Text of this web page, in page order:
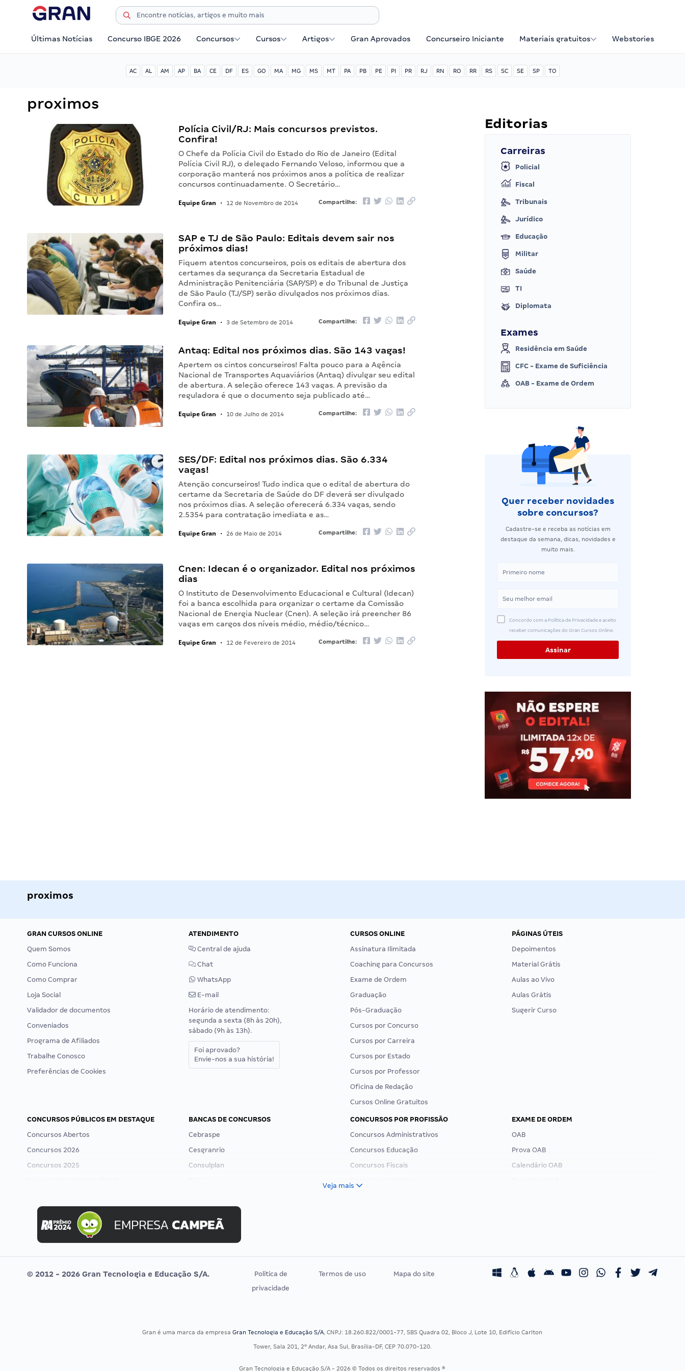
Últimas Notícias Concurso IBGE 2026 Concursos Cursos Artigos Gran Aprovados Concurseiro Iniciante Materiais gratuitos Webstories
AC AL AM AP BA CE DF ES GO MA MG MS MT PA PB PE PI PR RJ RN RO RR RS SC SE SP TO
proximos
Polícia Civil/RJ: Mais concursos previstos.
Confira!
O Chefe da Polícia Civil do Estado do Rio de Janeiro (Edital
Polícia Civil RJ), o delegado Fernando Veloso, informou que a
corporação manterá nos próximos anos a política de realizar
concursos continuadamente. O Secretário…
Equipe Gran • 12 de Novembro de 2014 Compartilhe:
SAP e TJ de São Paulo: Editais devem sair nos
próximos dias!
Fiquem atentos concurseiros, pois os editais de abertura dos
certames da segurança da Secretaria Estadual de
Administração Penitenciária (SAP/SP) e do Tribunal de Justiça
de São Paulo (TJ/SP) serão divulgados nos próximos dias.
Confira os…
Equipe Gran • 3 de Setembro de 2014 Compartilhe:
Antaq: Edital nos próximos dias. São 143 vagas!
Apertem os cintos concurseiros! Falta pouco para a Agência
Nacional de Transportes Aquaviários (Antaq) divulgar seu edital
de abertura. A seleção oferece 143 vagas. A previsão da
reguladora é que o documento seja publicado até…
Equipe Gran • 10 de Julho de 2014 Compartilhe:
SES/DF: Edital nos próximos dias. São 6.334
vagas!
Atenção concurseiros! Tudo indica que o edital de abertura do
certame da Secretaria de Saúde do DF deverá ser divulgado
nos próximos dias. A seleção oferecerá 6.334 vagas, sendo
2.5354 para contratação imediata e as…
Equipe Gran • 26 de Maio de 2014 Compartilhe:
Cnen: Idecan é o organizador. Edital nos próximos
dias
O Instituto de Desenvolvimento Educacional e Cultural (Idecan)
foi a banca escolhida para organizar o certame da Comissão
Nacional de Energia Nuclear (Cnen). A seleção irá preencher 86
vagas em cargos dos níveis médio, médio/técnico…
Equipe Gran • 12 de Fevereiro de 2014 Compartilhe:
Editorias
Carreiras
Policial
Fiscal
Tribunais
Jurídico
Educação
Militar
Saúde
TI
Diplomata
Exames
Residência em Saúde
CFC - Exame de Suficiência
OAB - Exame de Ordem
Quer receber novidades
sobre concursos?
Cadastre-se e receba as notícias em
destaque da semana, dicas, novidades e
muito mais.
Concordo com a Política de Privacidade e aceito
receber comunicações do Gran Cursos Online.
proximos
GRAN CURSOS ONLINE
Quem Somos
Como Funciona
Como Comprar
Loja Social
Validador de documentos
Conveniados
Programa de Afiliados
Trabalhe Conosco
Preferências de Cookies
ATENDIMENTO
Central de ajuda
Chat
WhatsApp
E-mail
Horário de atendimento:
segunda a sexta (8h às 20h),
sábado (9h às 13h).
Foi aprovado?
Envie-nos a sua história!
CURSOS ONLINE
Assinatura Ilimitada
Coaching para Concursos
Exame de Ordem
Graduação
Pós-Graduação
Cursos por Concurso
Cursos por Carreira
Cursos por Estado
Cursos por Professor
Oficina de Redação
Cursos Online Gratuitos
PÁGINAS ÚTEIS
Depoimentos
Material Grátis
Aulas ao Vivo
Aulas Grátis
Sugerir Curso
CONCURSOS PÚBLICOS EM DESTAQUE
Concursos Abertos
Concursos 2026
Concursos 2025
Concurso MPU
Editais publicados
BANCAS DE CONCURSOS
Cebraspe
Cesgranrio
Consulplan
Selecon
Uniase
Vunesp
CONCURSOS POR PROFISSÃO
Concursos Administrativos
Concursos Educação
Concursos Fiscais
Residência Multiprofissional
EXAME DE ORDEM
OAB
Prova OAB
Calendário OAB
Veja mais
© 2012 - 2026 Gran Tecnologia e Educação S/A.
Política de
privacidade
Termos de uso Mapa do site
Gran é uma marca da empresaGran Tecnologia e Educação S/A, CNPJ: 18.260.822/0001-77, SBS Quadra 02, Bloco J, Lote 10, Edifício Carlton
Tower, Sala 201, 2º Andar, Asa Sul, Brasília-DF, CEP 70.070-120.
Gran Tecnologia e Educação S/A - 2026 © Todos os direitos reservados ®